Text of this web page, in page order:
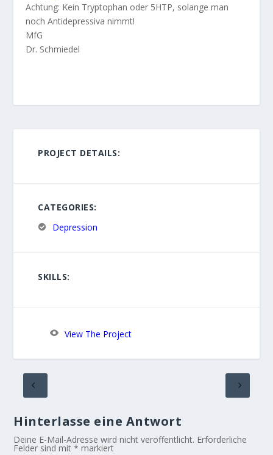
Achtung: Kein Tryptophan oder 5HTP, solange man
noch Antidepressiva nimmt!
MfG
Dr. Schmiedel
PROJECT DETAILS:
CATEGORIES:
Depression
SKILLS:
View The Project
Hinterlasse eine Antwort
Deine E-Mail-Adresse wird nicht veröffentlicht. Erforderliche
Felder sind mit* markiert